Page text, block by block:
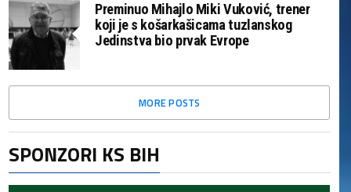
Preminuo Mihajlo Miki Vuković, trener
koji je s košarkašicama tuzlanskog
Jedinstva bio prvak Evrope
MORE POSTS
SPONZORI KS BIH